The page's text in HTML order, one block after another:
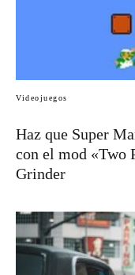
Videojuegos
Haz que Super
con el mod «Two
Grinder